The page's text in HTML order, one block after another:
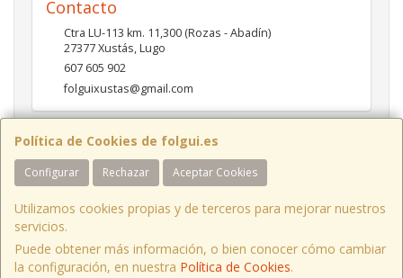
Política de Cookies de folgui.es
Configurar Rechazar Aceptar Cookies
Utilizamos cookies propias y de terceros para mejorar nuestros
servicios.
Puede obtener más información, o bien conocer cómo cambiar
la configuración, en nuestra Política de Cookies.
Contacto
Ctra LU-113 km. 11,300 (Rozas - Abadín)
27377Xustás,Lugo
607 605 902
folguixustas@gmail.com
Horario
Lunes a viernes de 10:00 a 14:00 y de 16:00 a 20:00.
Sábados de 10:00 a 14:00 y de 16:00 a 19:00
Ctra LU-113 Km 11,300 Xustás Lugo, España. - C.I.F.: B27261130 - Tfno:
607 605 902